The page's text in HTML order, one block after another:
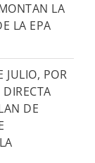
LA
LA EPA
JULIO, POR
DE